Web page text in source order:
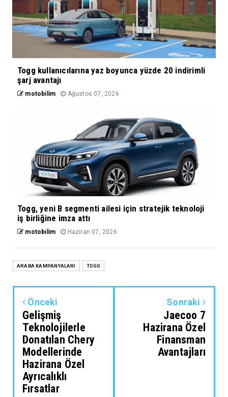
Togg kullanıcılarına yaz boyunca yüzde 20 indirimli
şarj avantajı
motobilim Ağustos 07, 2026
Togg, yeni B segmenti ailesi için stratejik teknoloji
iş birliğine imza attı
motobilim Haziran 07, 2026
ARABA KAMPANYALARI TOGG
Önceki
Gelişmiş
Teknolojilerle
Donatılan Chery
Modellerinde
Hazirana Özel
Ayrıcalıklı
Fırsatlar
Sonraki
Jaecoo 7
Hazirana Özel
Finansman
Avantajları